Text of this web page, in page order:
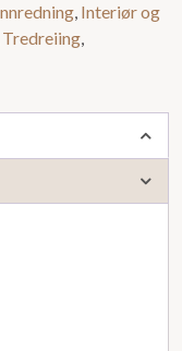
, Interiør og
Tredreiing,